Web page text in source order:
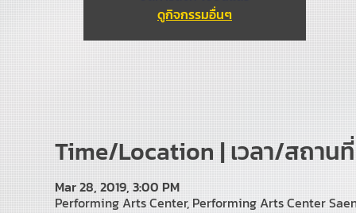
ดูกิจกรรมอื่นๆ
Time/Location | เวลา/สถานที่
Mar 28, 2019, 3:00 PM
Performing Arts Center, Performing Arts Center